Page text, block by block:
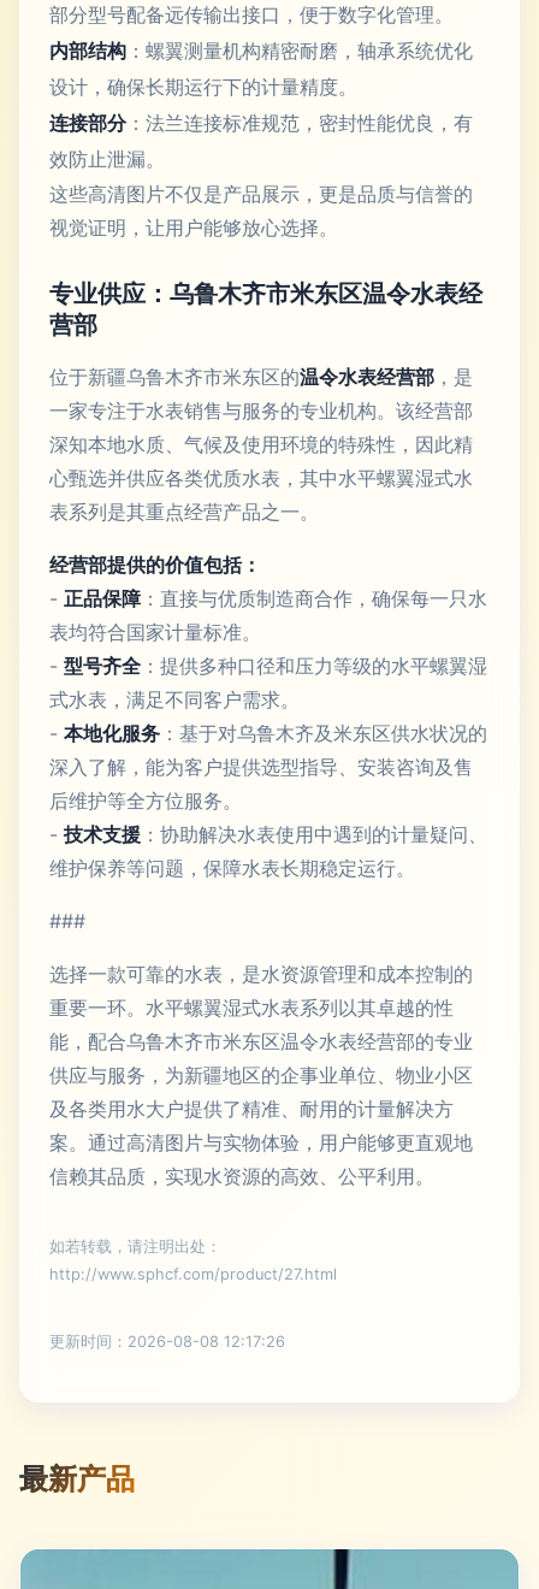
部分型号配备远传输出接口，便于数字化管理。
内部结构 ：螺翼测量机构精密耐磨，轴承系统优化
设计，确保长期运行下的计量精度。
连接部分：法兰连接标准规范，密封性能优良，有
效防止泄漏。
这些高清图片不仅是产品展示，更是品质与信誉的
视觉证明，让用户能够放心选择。
专业供应：乌鲁木齐市米东区温令水表经
营部
位于新疆乌鲁木齐市米东区的温令水表经营部 ，是
一家专注于水表销售与服务的专业机构。该经营部
深知本地水质、气候及使用环境的特殊性，因此精
心甄选并供应各类优质水表，其中水平螺翼湿式水
表系列是其重点经营产品之一。
经营部提供的价值包括：
- 正品保障：直接与优质制造商合作，确保每一只水
表均符合国家计量标准。
- 型号齐全 ：提供多种口径和压力等级的水平螺翼湿
式水表，满足不同客户需求。
- 本地化服务 ：基于对乌鲁木齐及米东区供水状况的
深入了解，能为客户提供选型指导、安装咨询及售
后维护等全方位服务。
- 技术支援 ：协助解决水表使用中遇到的计量疑问、
维护保养等问题，保障水表长期稳定运行。
###
选择一款可靠的水表，是水资源管理和成本控制的
重要一环。水平螺翼湿式水表系列以其卓越的性
能，配合乌鲁木齐市米东区温令水表经营部的专业
供应与服务，为新疆地区的企事业单位、物业小区
及各类用水大户提供了精准、耐用的计量解决方
案。通过高清图片与实物体验，用户能够更直观地
信赖其品质，实现水资源的高效、公平利用。
如若转载，请注明出处：
http://www.sphcf.com/product/27.html
更新时间：2026-08-08 12:17:26
最新产品